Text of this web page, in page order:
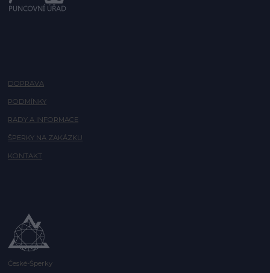
DOPRAVA
PODMÍNKY
RADY A INFORMACE
ŠPERKY NA ZAKÁZKU
KONTAKT
České-Šperky